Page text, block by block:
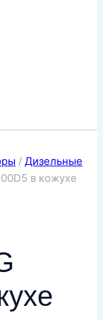
/ Дизельные
в кожухе